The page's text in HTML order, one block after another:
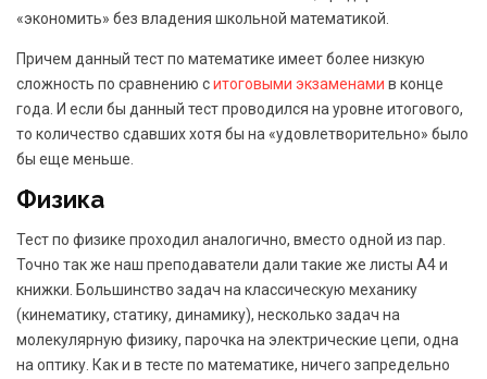
«экономить» без владения школьной математикой.
Причем данный тест по математике имеет более низкую
сложность по сравнению ситоговыми экзаменами в конце
года. И если бы данный тест проводился на уровне итогового,
то количество сдавших хотя бы на «удовлетворительно» было
бы еще меньше.
Физика
Тест по физике проходил аналогично, вместо одной из пар.
Точно так же наш преподаватели дали такие же листы А4 и
книжки. Большинство задач на классическую механику
(кинематику, статику, динамику), несколько задач на
молекулярную физику, парочка на электрические цепи, одна
на оптику. Как и в тесте по математике, ничего запредельно